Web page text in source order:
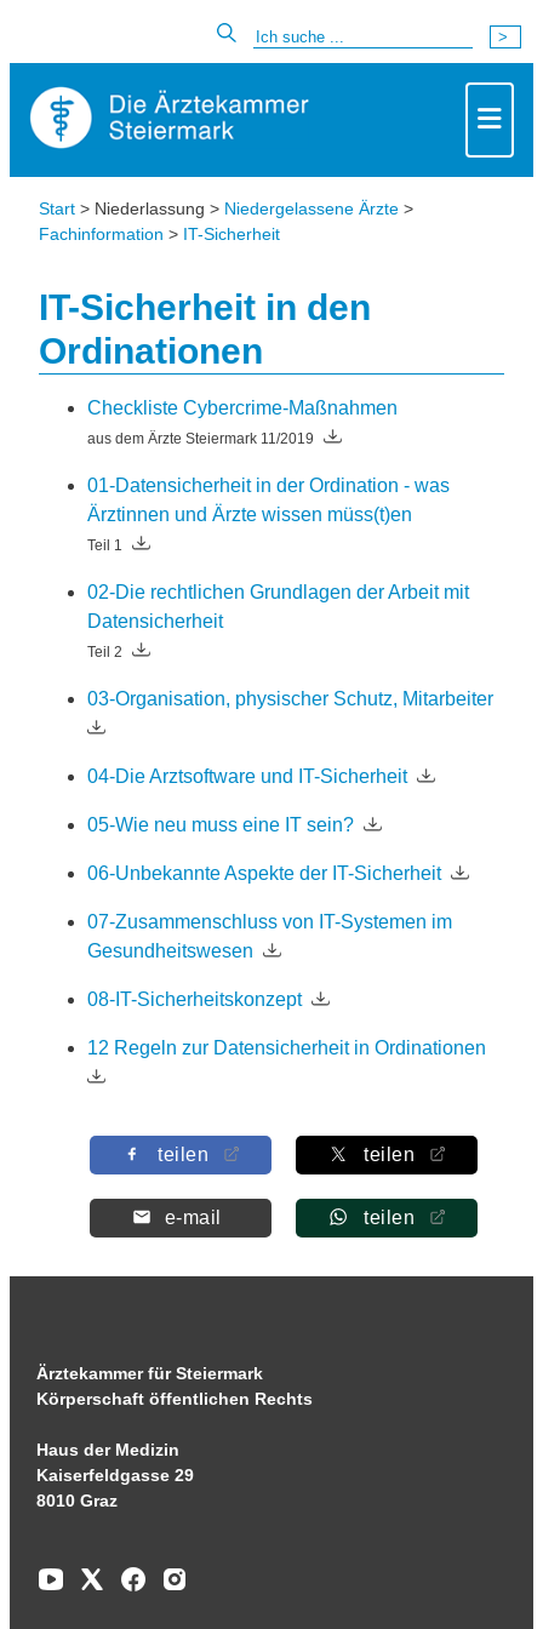
Start > Niederlassung > Niedergelassene Ärzte >
Fachinformation > IT-Sicherheit
IT-Sicherheit in den
Ordinationen
Checkliste Cybercrime-Maßnahmen
aus dem Ärzte Steiermark 11/2019
01-Datensicherheit in der Ordination - was
Ärztinnen und Ärzte wissen müss(t)en
Teil 1
02-Die rechtlichen Grundlagen der Arbeit mit
Datensicherheit
Teil 2
03-Organisation, physischer Schutz, Mitarbeiter
04-Die Arztsoftware und IT-Sicherheit
05-Wie neu muss eine IT sein?
06-Unbekannte Aspekte der IT-Sicherheit
07-Zusammenschluss von IT-Systemen im
Gesundheitswesen
08-IT-Sicherheitskonzept
12 Regeln zur Datensicherheit in Ordinationen
teilen teilen
e-mail teilen
Ärztekammer für Steiermark
Körperschaft öffentlichen Rechts
Haus der Medizin
Kaiserfeldgasse 29
8010 Graz